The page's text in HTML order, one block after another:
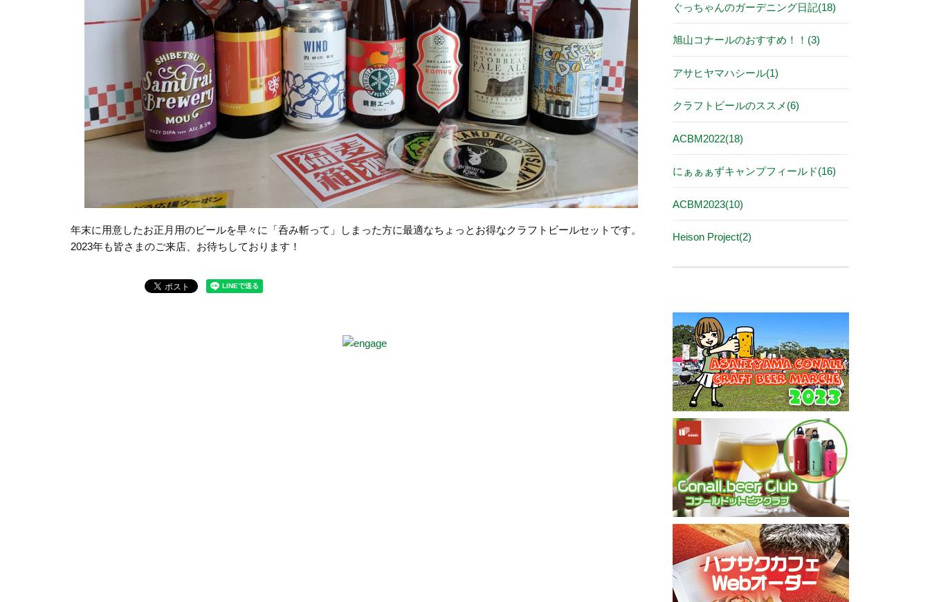
年末に用意したお正月用のビールを早々に「呑み斬って」しまった方に最適なちょっとお得なクラフトビールセットです。
2023年も皆さまのご来店、お待ちしております！
ぐっちゃんのガーデニング日記(18)
旭山コナールのおすすめ！！(3)
アサヒヤマハシール(1)
クラフトビールのススメ(6)
ACBM2022(18)
にぁぁぁずキャンプフィールド(16)
ACBM2023(10)
Heison Project(2)